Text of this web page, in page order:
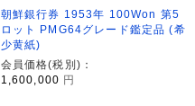
朝鮮銀行券 1953年 100Won 第5
ロット PMG64グレード鑑定品 (希
少黄紙)
会員価格(税別)：
1,600,000 円